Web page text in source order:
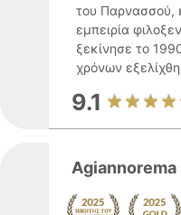
του Παρνασσού,
εμπειρία
ξεκίνησε το
χρόνων
9.1